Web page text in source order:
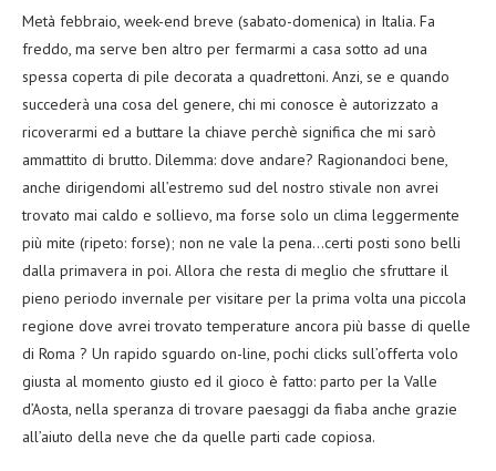
Metà febbraio, week-end breve (sabato-domenica) in Italia. Fa
freddo, ma serve ben altro per fermarmi a casa sotto ad una
spessa coperta di pile decorata a quadrettoni. Anzi, se e quando
succederà una cosa del genere, chi mi conosce è autorizzato a
ricoverarmi ed a buttare la chiave perchè significa che mi sarò
ammattito di brutto. Dilemma: dove andare? Ragionandoci bene,
anche dirigendomi all’estremo sud del nostro stivale non avrei
trovato mai caldo e sollievo, ma forse solo un clima leggermente
più mite (ripeto: forse); non ne vale la pena…certi posti sono belli
dalla primavera in poi. Allora che resta di meglio che sfruttare il
pieno periodo invernale per visitare per la prima volta una piccola
regione dove avrei trovato temperature ancora più basse di quelle
di Roma ? Un rapido sguardo on-line, pochi clicks sull’offerta volo
giusta al momento giusto ed il gioco è fatto: parto per la Valle
d’Aosta, nella speranza di trovare paesaggi da fiaba anche grazie
all’aiuto della neve che da quelle parti cade copiosa.